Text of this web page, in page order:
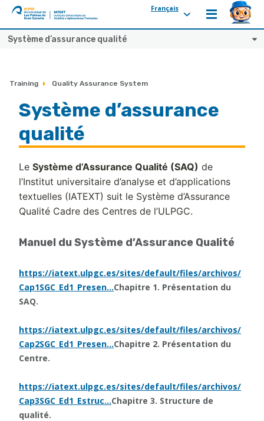
ULPGC
Ir
de
Français
Système d’assurance qualité
Training Quality Assurance System
Système d’assurance
qualité
Le Système d’Assurance Qualité (SAQ) de
l’Institut universitaire d’analyse et d’applications
textuelles (IATEXT) suit le Système d’Assurance
Qualité Cadre des Centres de l’ULPGC.
Manuel du Système d’Assurance Qualité
https://iatext.ulpgc.es/sites/default/files/archivos/
Cap1SGC_Ed1_Presen…Chapitre 1. Présentation du
SAQ.
https://iatext.ulpgc.es/sites/default/files/archivos/
Cap2SGC_Ed1_Presen…Chapitre 2. Présentation du
Centre.
https://iatext.ulpgc.es/sites/default/files/archivos/
Cap3SGC_Ed1_Estruc…Chapitre 3. Structure de
qualité.